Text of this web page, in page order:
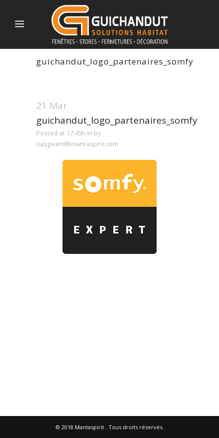
guichandut_logo_partenaires_somfy
21 Mar
guichandut_logo_partenaires_somfy
Posted at 17:45h in by
naugeard@mantaspirit.com
© 2018 Mantaspirit. Tous droits réservés.